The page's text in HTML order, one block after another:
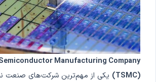
Manufacturing Company
(TSMC) یکی از مهم‌ترین شرکت‌های صنعت